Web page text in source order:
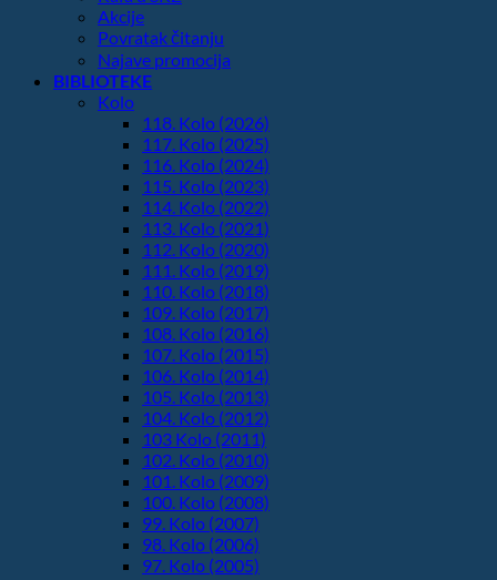
Akcije
Povratak čitanju
Najave promocija
BIBLIOTEKE
Kolo
118. Kolo (2026)
117. Kolo (2025)
116. Kolo (2024)
115. Kolo (2023)
114. Kolo (2022)
113. Kolo (2021)
112. Kolo (2020)
111. Kolo (2019)
110. Kolo (2018)
109. Kolo (2017)
108. Kolo (2016)
107. Kolo (2015)
106. Kolo (2014)
105. Kolo (2013)
104. Kolo (2012)
103 Kolo (2011)
102. Kolo (2010)
101. Kolo (2009)
100. Kolo (2008)
99. Kolo (2007)
98. Kolo (2006)
97. Kolo (2005)